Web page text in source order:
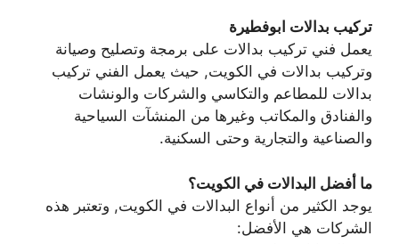
تركيب بدالات ابوفطيرة
يعمل فني تركيب بدالات على برمجة وتصليح وصيانة
وتركيب بدالات في الكويت, حيث يعمل الفني تركيب
بدالات للمطاعم والتكاسي والشركات والونشات
والفنادق والمكاتب وغيرها من المنشآت السياحية
والصناعية والتجارية وحتى السكنية.
ما أفضل البدالات في الكويت؟
يوجد الكثير من أنواع البدالات في الكويت, وتعتبر هذه
الشركات هي الأفضل: